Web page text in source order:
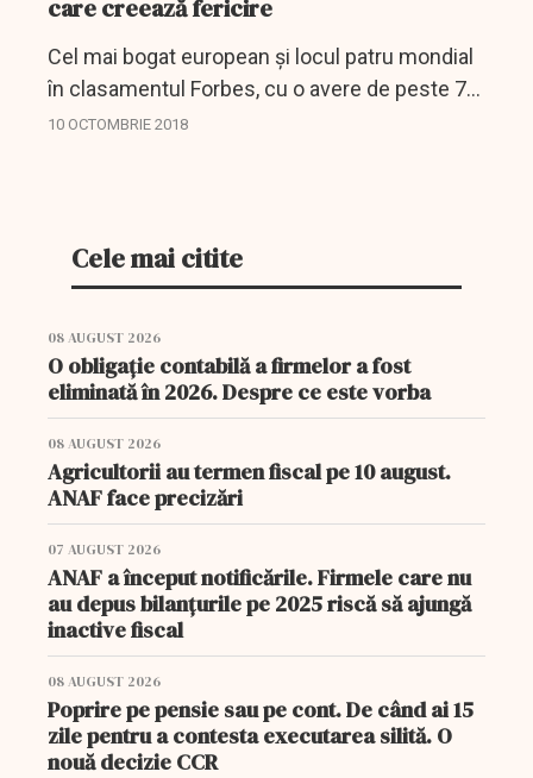
care creează fericire
Cel mai bogat european și locul patru mondial
în clasamentul Forbes, cu o avere de peste 72
de miliarde de dolari, francezul Bernard Arnault
10 OCTOMBRIE 2018
Cele mai citite
08 AUGUST 2026
O obligație contabilă a firmelor a fost
eliminată în 2026. Despre ce este vorba
08 AUGUST 2026
Agricultorii au termen fiscal pe 10 august.
ANAF face precizări
07 AUGUST 2026
ANAF a început notificările. Firmele care nu
au depus bilanțurile pe 2025 riscă să ajungă
inactive fiscal
08 AUGUST 2026
Poprire pe pensie sau pe cont. De când ai 15
zile pentru a contesta executarea silită. O
nouă decizie CCR